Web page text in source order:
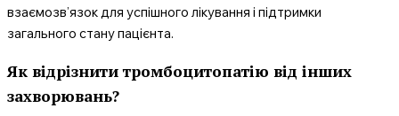
взаємозв’язок для успішного лікування і підтримки
загального стану пацієнта.
Як відрізнити тромбоцитопатію від інших
захворювань?